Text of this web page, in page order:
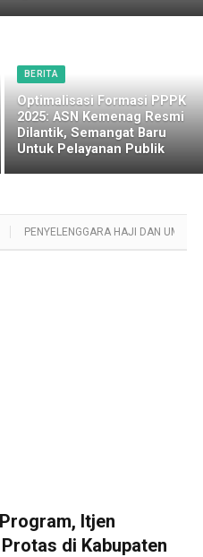
BERITA
Optimalisasi Formasi PPPK
2025: ASN Kemenag Resmi
Dilantik, Semangat Baru
Untuk Pelayanan Publik
PENYELENGGARA HAJI DAN UMROH
Itjen
di Kabupaten